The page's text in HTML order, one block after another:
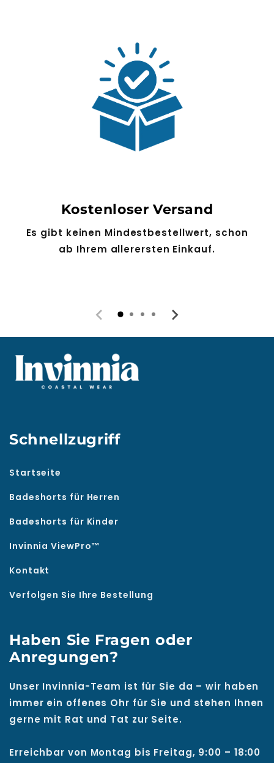
Kostenloser Versand
Es gibt keinen Mindestbestellwert, schon
ab Ihrem allerersten Einkauf.
Schnellzugriff
Startseite
Badeshorts für Herren
Badeshorts für Kinder
Invinnia ViewPro™
Kontakt
Verfolgen Sie Ihre Bestellung
Haben Sie Fragen oder
Anregungen?
Unser Invinnia-Team ist für Sie da – wir haben
immer ein offenes Ohr für Sie und stehen Ihnen
gerne mit Rat und Tat zur Seite.
Erreichbar von Montag bis Freitag, 9:00 – 18:00